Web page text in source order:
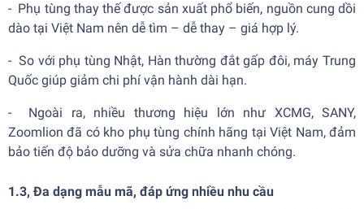
- Phụ tùng thay thế được sản xuất phổ biến, nguồn cung dồi
dào tại Việt Nam nên dễ tìm – dễ thay – giá hợp lý.
- So với phụ tùng Nhật, Hàn thường đắt gấp đôi, máy Trung
Quốc giúp giảm chi phí vận hành dài hạn.
- Ngoài ra, nhiều thương hiệu lớn như XCMG, SANY,
Zoomlion đã có kho phụ tùng chính hãng tại Việt Nam, đảm
bảo tiến độ bảo dưỡng và sửa chữa nhanh chóng.
1.3, Đa dạng mẫu mã, đáp ứng nhiều nhu cầu